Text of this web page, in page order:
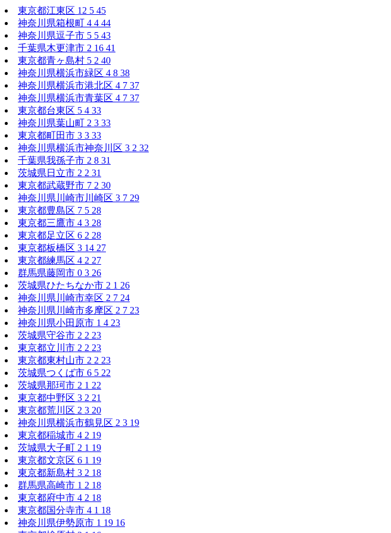
東京都江東区 12 5 45
神奈川県箱根町 4 4 44
神奈川県逗子市 5 5 43
千葉県木更津市 2 16 41
東京都青ヶ島村 5 2 40
神奈川県横浜市緑区 4 8 38
神奈川県横浜市港北区 4 7 37
神奈川県横浜市青葉区 4 7 37
東京都台東区 5 4 33
神奈川県葉山町 2 3 33
東京都町田市 3 3 33
神奈川県横浜市神奈川区 3 2 32
千葉県我孫子市 2 8 31
茨城県日立市 2 2 31
東京都武蔵野市 7 2 30
神奈川県川崎市川崎区 3 7 29
東京都豊島区 7 5 28
東京都三鷹市 4 3 28
東京都足立区 6 2 28
東京都板橋区 3 14 27
東京都練馬区 4 2 27
群馬県藤岡市 0 3 26
茨城県ひたちなか市 2 1 26
神奈川県川崎市幸区 2 7 24
神奈川県川崎市多摩区 2 7 23
神奈川県小田原市 1 4 23
茨城県守谷市 2 2 23
東京都立川市 2 2 23
東京都東村山市 2 2 23
茨城県つくば市 6 5 22
茨城県那珂市 2 1 22
東京都中野区 3 2 21
東京都荒川区 2 3 20
神奈川県横浜市鶴見区 2 3 19
東京都稲城市 4 2 19
茨城県大子町 2 1 19
東京都文京区 6 1 19
東京都新島村 3 2 18
群馬県高崎市 1 2 18
東京都府中市 4 2 18
東京都国分寺市 4 1 18
神奈川県伊勢原市 1 19 16